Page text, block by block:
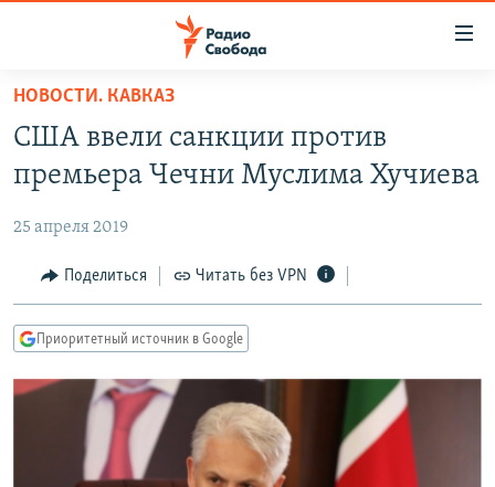
упрощенного
доступа
основному
Вернутся
главной
навигации
Вернутся
АВТОРСКИЕ ПРОЕКТЫ
ЦИТАТЫ СВОБОДЫ
МНЕНИЯ
IDEL.РЕАЛИИ
КАВКАЗ.РЕАЛИИ
СЕВЕР.РЕАЛИИ
СИБИРЬ.РЕАЛИИ
НОВОСТИ. КАВКАЗ
США ввели санкции против
премьера Чечни Муслима Хучиева
25 апреля 2019
Поделиться Читать без VPN
Приоритетный источник в Google